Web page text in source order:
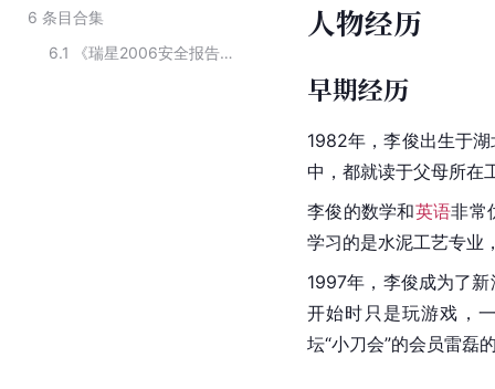
6 条目合集
6.1
《瑞星2006安全报告》发布的十大电脑病毒
人物经历
早期经历
1982年，李俊出生于
中，都就读于父母所在
李俊的数学和英语非常
学习的是水泥工艺专业
1997年， 李俊成为了
开始时只是玩游戏，
坛“小刀会”的会员雷磊